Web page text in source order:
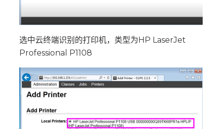
选中云终端识别的打印机，类型为HP LaserJet
Professional P1108